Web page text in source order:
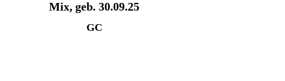
Mix, geb. 30.09.25
GC